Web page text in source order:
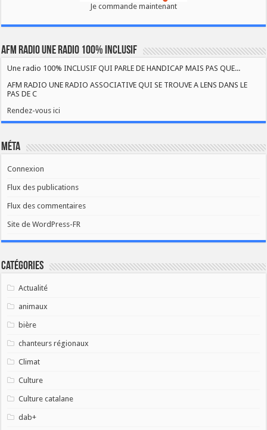
Je commande maintenant
AFM RADIO UNE RADIO 100% INCLUSIF
Une radio 100% INCLUSIF QUI PARLE DE HANDICAP MAIS PAS QUE...
AFM RADIO UNE RADIO ASSOCIATIVE QUI SE TROUVE A LENS DANS LE
PAS DE C
Rendez-vous ici
Méta
Connexion
Flux des publications
Flux des commentaires
Site de WordPress-FR
Catégories
Actualité
animaux
bière
chanteurs régionaux
Climat
Culture
Culture catalane
dab+